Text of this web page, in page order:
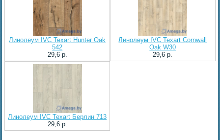
Линолеум IVC Texart Hunter Oak
542
29,6 p.
Линолеум IVC Texart Cornwall
Oak W30
29,6 p.
Линолеум IVC Texart Берлин 713
29,6 p.